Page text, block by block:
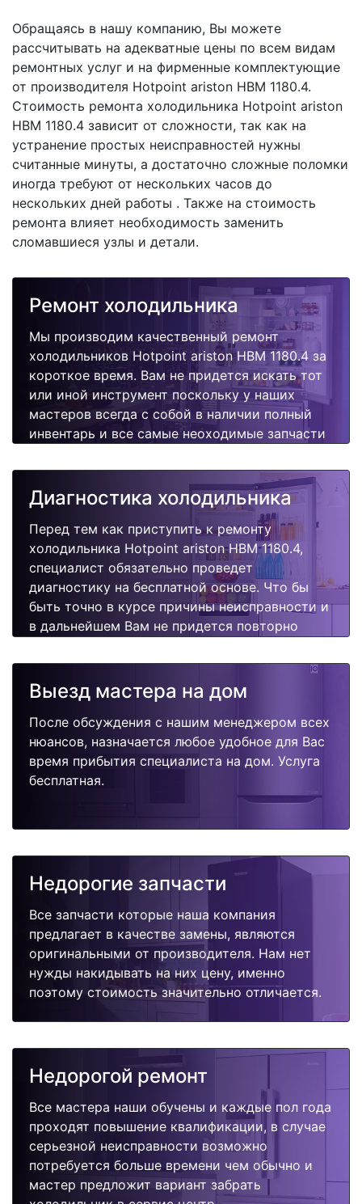
Обращаясь в нашу компанию, Вы можете
рассчитывать на адекватные цены по всем видам
ремонтных услуг и на фирменные комплектующие
от производителя Hotpoint ariston HBM 1180.4.
Стоимость ремонта холодильника Hotpoint ariston
HBM 1180.4 зависит от сложности, так как на
устранение простых неисправностей нужны
считанные минуты, а достаточно сложные поломки
иногда требуют от нескольких часов до
нескольких дней работы . Также на стоимость
ремонта влияет необходимость заменить
сломавшиеся узлы и детали.
Ремонт холодильника
Мы производим качественный ремонт
холодильников Hotpoint ariston HBM 1180.4 за
короткое время. Вам не придется искать тот
или иной инструмент поскольку у наших
мастеров всегда с собой в наличии полный
инвентарь и все самые неоходимые запчасти
быстро, качественно и недорого.
Диагностика холодильника
Перед тем как приступить к ремонту
холодильника Hotpoint ariston HBM 1180.4,
специалист обязательно проведет
диагностику на бесплатной основе. Что бы
быть точно в курсе причины неисправности и
в дальнейшем Вам не придется повторно
поломок.
Выезд мастера на дом
После обсуждения с нашим менеджером всех
нюансов, назначается любое удобное для Вас
время прибытия специалиста на дом. Услуга
бесплатная.
Недорогие запчасти
Все запчасти которые наша компания
предлагает в качестве замены, являются
оригинальными от производителя. Нам нет
нужды накидывать на них цену, именно
поэтому стоимость значительно отличается.
Недорогой ремонт
Все мастера наши обучены и каждые пол года
проходят повышение квалификации, в случае
серьезной неисправности возможно
потребуется больше времени чем обычно и
мастер предложит вариант забрать